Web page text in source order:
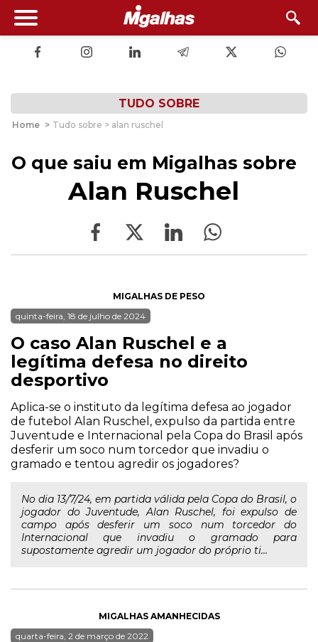
TUDO SOBRE
Home > Tudo sobre > alan ruschel
O que saiu em Migalhas sobre
Alan Ruschel
MIGALHAS DE PESO
quinta-feira, 18 de julho de 2024
O caso Alan Ruschel e a
legítima defesa no direito
desportivo
Aplica-se o instituto da legítima defesa ao jogador
de futebol Alan Ruschel, expulso da partida entre
Juventude e Internacional pela Copa do Brasil após
desferir um soco num torcedor que invadiu o
gramado e tentou agredir os jogadores?
No dia 13/7/24, em partida válida pela Copa do Brasil, o
jogador do Juventude, Alan Ruschel, foi expulso de
campo após desferir um soco num torcedor do
Internacional que invadiu o gramado para
supostamente agredir um jogador do próprio ti...
MIGALHAS AMANHECIDAS
quarta-feira, 2 de março de 2022